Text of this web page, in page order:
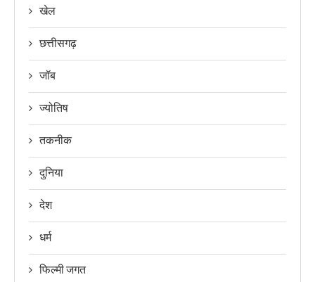
खेल
छत्तीसगढ़
जॉब
ज्योतिष
तकनीक
दुनिया
देश
धर्म
फिल्मी जगत